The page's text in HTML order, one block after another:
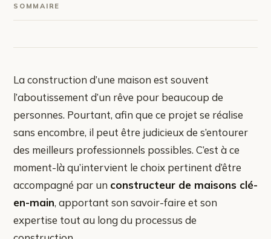
SOMMAIRE
La construction d’une maison est souvent
l’aboutissement d’un rêve pour beaucoup de
personnes. Pourtant, afin que ce projet se réalise
sans encombre, il peut être judicieux de s’entourer
des meilleurs professionnels possibles. C’est à ce
moment-là qu’intervient le choix pertinent d’être
accompagné par un constructeur de maisons clé-
en-main, apportant son savoir-faire et son
expertise tout au long du processus de